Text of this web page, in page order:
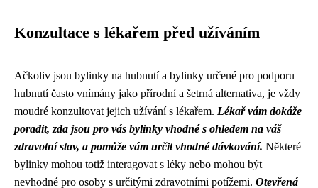
Konzultace s lékařem před užíváním
Ačkoliv jsou bylinky na hubnutí a bylinky určené pro podporu
hubnutí často vnímány jako přírodní a šetrná alternativa, je vždy
moudré konzultovat jejich užívání s lékařem. Lékař vám dokáže
poradit, zda jsou pro vás bylinky vhodné s ohledem na váš
zdravotní stav, a pomůže vám určit vhodné dávkování. Některé
bylinky mohou totiž interagovat s léky nebo mohou být
nevhodné pro osoby s určitými zdravotními potížemi. Otevřená